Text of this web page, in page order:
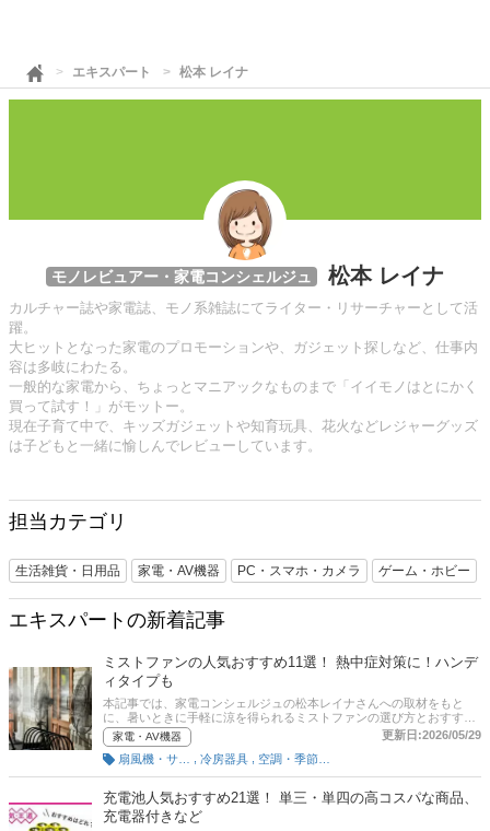
エキスパート 松本 レイナ
モノレビュアー・家電コンシェルジュ 松本 レイナ
カルチャー誌や家電誌、モノ系雑誌にてライター・リサーチャーとして活
躍。
大ヒットとなった家電のプロモーションや、ガジェット探しなど、仕事内
容は多岐にわたる。
一般的な家電から、ちょっとマニアックなものまで「イイモノはとにかく
買って試す！」がモットー。
現在子育て中で、キッズガジェットや知育玩具、花火などレジャーグッズ
は子どもと一緒に愉しんでレビューしています。
担当カテゴリ
生活雑貨・日用品 家電・AV機器 PC・スマホ・カメラ ゲーム・ホビー
エキスパートの新着記事
ミストファンの人気おすすめ11選！ 熱中症対策に！ハンデ
ィタイプも
本記事では、家電コンシェルジュの松本レイナさんへの取材をもと
に、暑いときに手軽に涼を得られるミストファンの選び方とおすすめ
商品を紹介します。屋外利用に便利なハンディタイプや、オフィスで
使える卓上タイプ、イベントなどで使える大型タイプなど、バリエー
ション豊富にピックアップしました。メリット・デメリットも解説！
後半には、比較一覧表や通販サイトの最新人気ランキングもあるの
で、売れ筋や口コミとあわせてチェックしてみてください。
家電・AV機器
更新日:2026/05/29
冷房器具
充電池人気おすすめ21選！ 単三・単四の高コスパな商品、
充電器付きなど